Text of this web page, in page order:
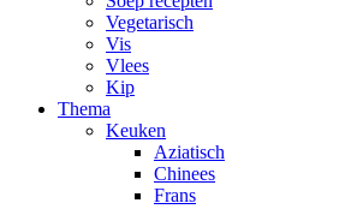
Vegetarisch
Vis
Vlees
Kip
Thema
Keuken
Aziatisch
Chinees
Frans